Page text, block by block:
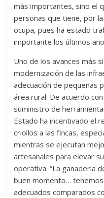
más importantes, sino el
personas que tiene, por
ocupa, pues ha estado
importante los últimos
Uno de los avances más
modernización de las
adecuación de pequeñas
área rural. De acuerdo
suministro de
Estado ha incentivado el
criollos a las fincas,
mientras se ejecutan
artesanales para elevar
operativa. “La ganadería
buen momento…
adecuados comparados